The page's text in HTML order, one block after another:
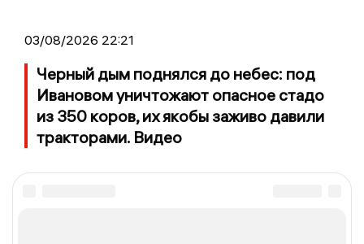
03/08/2026 22:21
Черный дым поднялся до небес: под
Ивановом уничтожают опасное стадо
из 350 коров, их якобы заживо давили
тракторами. Видео